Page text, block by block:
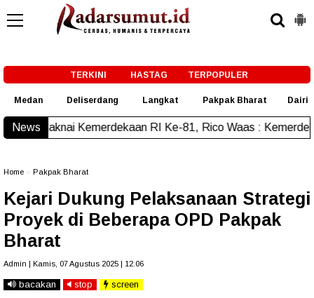
TERKINI HASTAG TERPOPULER
Medan Deliserdang Langkat Pakpak Bharat Dairi
News
Kemerdekaan RI Ke-81, Rico Waas : Kemerdekaan Harus
Home Pakpak Bharat
Kejari Dukung Pelaksanaan Strategi
Proyek di Beberapa OPD Pakpak
Bharat
Admin | Kamis, 07 Agustus 2025 | 12.06
bacakan stop screen